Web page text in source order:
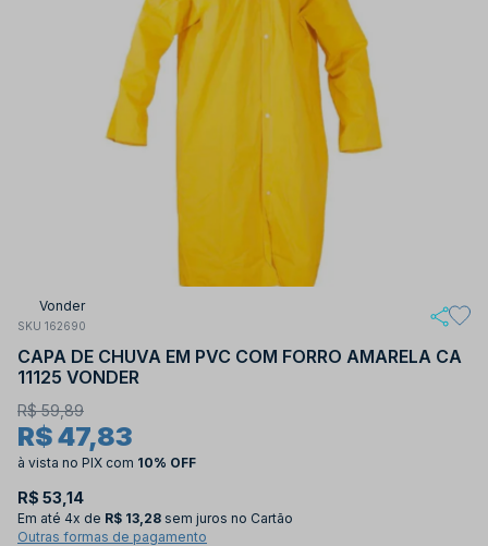
Vonder
SKU 162690
CAPA DE CHUVA EM PVC COM FORRO AMARELA CA
11125 VONDER
R$ 59,89
R$ 47,83
à vista no PIX com 10% OFF
R$ 53,14
Em até 4x de R$ 13,28 sem juros no Cartão
Outras formas de pagamento